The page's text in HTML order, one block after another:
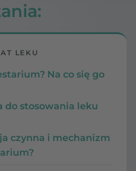
LEKU
Na co się go
do stosowania leku
czynna i mechanizm